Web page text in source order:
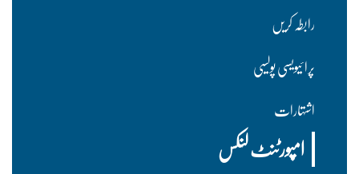
رابطہ کریں
پرا ئیویسی پولسیی
اشتہارات
امپورٹنٹ لنکس